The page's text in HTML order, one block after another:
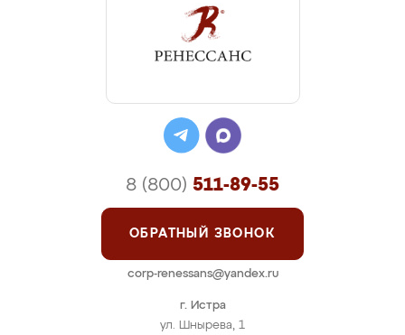
г. Истра
ул. Шнырева, 1
8 (800) 511-89-55
ОБРАТНЫЙ ЗВОНОК
corp-renessans@yandex.ru